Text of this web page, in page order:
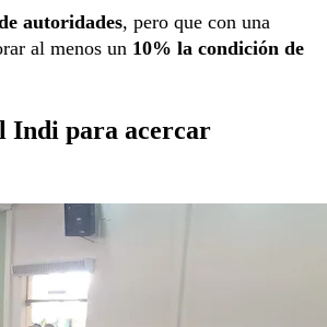
autoridades, pero que con una
al menos un 10% la condición de
Indi para acercar